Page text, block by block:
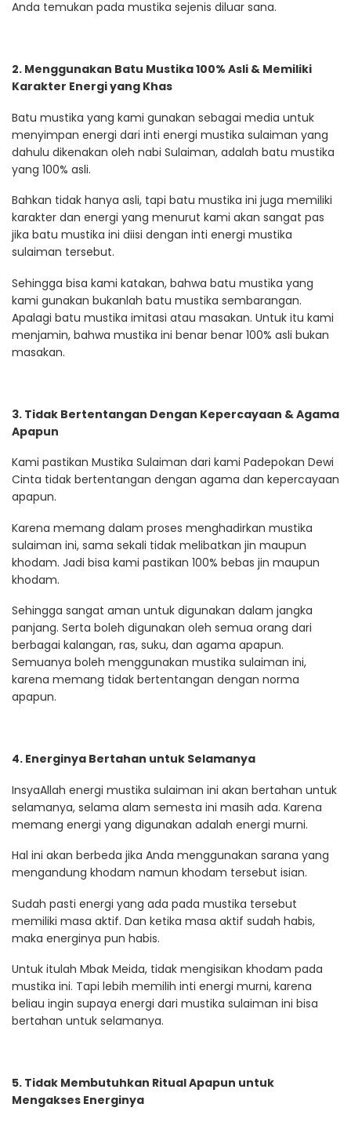
Anda temukan pada mustika sejenis diluar sana.
2. Menggunakan Batu Mustika 100% Asli & Memiliki
Karakter Energi yang Khas
Batu mustika yang kami gunakan sebagai media untuk
menyimpan energi dari inti energi mustika sulaiman yang
dahulu dikenakan oleh nabi Sulaiman, adalah batu mustika
yang 100% asli.
Bahkan tidak hanya asli, tapi batu mustika ini juga memiliki
karakter dan energi yang menurut kami akan sangat pas
jika batu mustika ini diisi dengan inti energi mustika
sulaiman tersebut.
Sehingga bisa kami katakan, bahwa batu mustika yang
kami gunakan bukanlah batu mustika sembarangan.
Apalagi batu mustika imitasi atau masakan. Untuk itu kami
menjamin, bahwa mustika ini benar benar 100% asli bukan
masakan.
3. Tidak Bertentangan Dengan Kepercayaan & Agama
Apapun
Kami pastikan Mustika Sulaiman dari kami Padepokan Dewi
Cinta tidak bertentangan dengan agama dan kepercayaan
apapun.
Karena memang dalam proses menghadirkan mustika
sulaiman ini, sama sekali tidak melibatkan jin maupun
khodam. Jadi bisa kami pastikan 100% bebas jin maupun
khodam.
Sehingga sangat aman untuk digunakan dalam jangka
panjang. Serta boleh digunakan oleh semua orang dari
berbagai kalangan, ras, suku, dan agama apapun.
Semuanya boleh menggunakan mustika sulaiman ini,
karena memang tidak bertentangan dengan norma
apapun.
4. Energinya Bertahan untuk Selamanya
InsyaAllah energi mustika sulaiman ini akan bertahan untuk
selamanya, selama alam semesta ini masih ada. Karena
memang energi yang digunakan adalah energi murni.
Hal ini akan berbeda jika Anda menggunakan sarana yang
mengandung khodam namun khodam tersebut isian.
Sudah pasti energi yang ada pada mustika tersebut
memiliki masa aktif. Dan ketika masa aktif sudah habis,
maka energinya pun habis.
Untuk itulah Mbak Meida, tidak mengisikan khodam pada
mustika ini. Tapi lebih memilih inti energi murni, karena
beliau ingin supaya energi dari mustika sulaiman ini bisa
bertahan untuk selamanya.
5. Tidak Membutuhkan Ritual Apapun untuk
Mengakses Energinya